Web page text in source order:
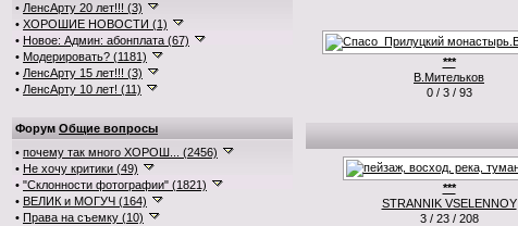
• ЛенсАрту 20 лет!!! (3)
• ХОРОШИЕ НОВОСТИ (1)
• Новое: Админ: абонплата (67)
• Модерировать? (1181)
• ЛенсАрту 15 лет!!! (3)
• ЛенсАрту 10 лет! (11)
Форум Общие вопросы
• почему так много ХОРОШ... (2456)
• Не хочу критики (49)
• "Склонности фотографии" (1821)
• ВЕЛИК и МОГУЧ (164)
• Права на съемку (10)
***
В.Мительков
0 / 3 / 93
***
STRANNIK VSELENNOY
3 / 23 / 208